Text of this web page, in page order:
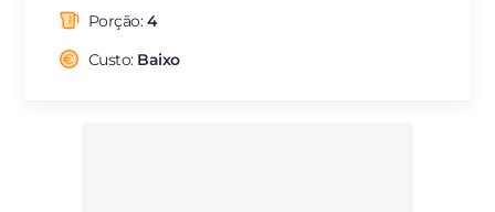
Porção:4
Custo: Baixo